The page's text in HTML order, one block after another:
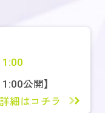
公開】
詳細はコチラ